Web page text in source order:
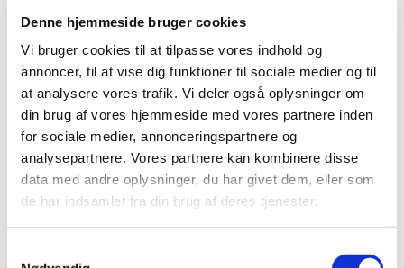
Denne hjemmeside bruger cookies
Vi bruger cookies til at tilpasse vores indhold og
annoncer, til at vise dig funktioner til sociale medier og til
at analysere vores trafik. Vi deler også oplysninger om
din brug af vores hjemmeside med vores partnere inden
for sociale medier, annonceringspartnere og
analysepartnere. Vores partnere kan kombinere disse
data med andre oplysninger, du har givet dem, eller som
de har indsamlet fra din brug af deres tjenester.
udkomme her via hjemmesiden.
Den primære årsag til, at bestyrelsen har truffet denne
beslutning er, at det medvirker til, at vi kan nedbringer
omkostningerne.
Så på den ene side er det jo lidt vemodigt, at den gode
gamle - og efter vores indtryk - populære infofolder ikke
længere kommer på papir. På den anden side åbner det op
for nye muligheder, når noget stopper - og noget nyt
kommer til.
Måske kan infofolderen komme oftere men med færre sider?